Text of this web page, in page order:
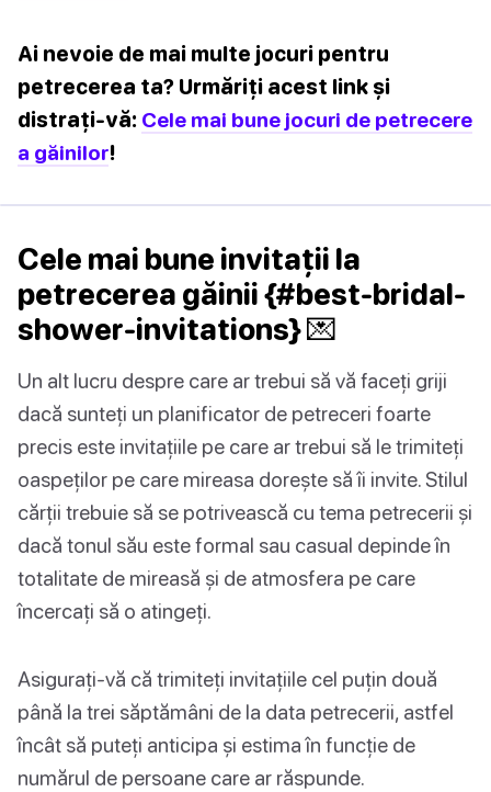
Ai nevoie de mai multe jocuri pentru
petrecerea ta? Urmăriți acest link și
distrați-vă: Cele mai bune jocuri de petrecere
a găinilor!
Cele mai bune invitații la
petrecerea găinii {#best-bridal-
shower-invitations} 💌
Un alt lucru despre care ar trebui să vă faceți griji
dacă sunteți un planificator de petreceri foarte
precis este invitațiile pe care ar trebui să le trimiteți
oaspeților pe care mireasa dorește să îi invite. Stilul
cărții trebuie să se potrivească cu tema petrecerii și
dacă tonul său este formal sau casual depinde în
totalitate de mireasă și de atmosfera pe care
încercați să o atingeți.
Asigurați-vă că trimiteți invitațiile cel puțin două
până la trei săptămâni de la data petrecerii, astfel
încât să puteți anticipa și estima în funcție de
numărul de persoane care ar răspunde.